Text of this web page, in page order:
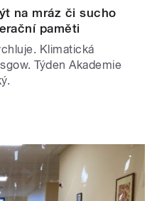
na mráz či sucho
paměti
Klimatická
Týden Akademie